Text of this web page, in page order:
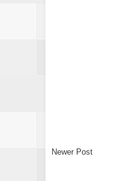
Newer Post